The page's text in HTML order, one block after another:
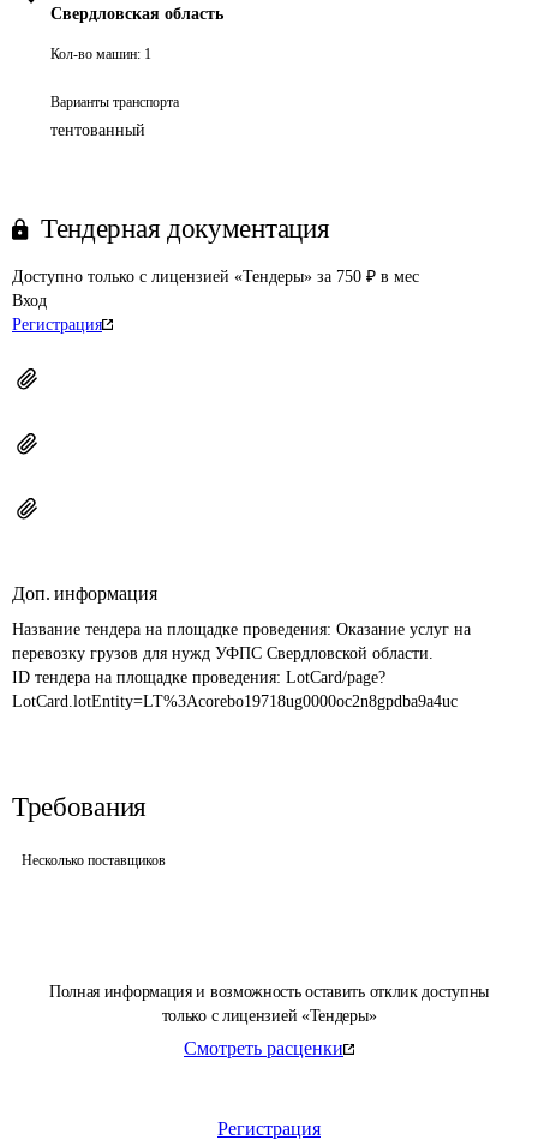
Полная информация и возможность оставить отклик доступны
только с лицензией «Тендеры»
Смотреть расценки
Регистрация
Свердловская область
Кол-во машин: 1
Варианты транспорта
тентованный
Тендерная документация
Доступно только с лицензией «Тендеры» за 750 ₽ в мес
Вход
Регистрация
Доп. информация
Название тендера на площадке проведения: Оказание услуг на
перевозку грузов для нужд УФПС Свердловской области.
ID тендера на площадке проведения: LotCard/page?
LotCard.lotEntity=LT%3Acorebo19718ug0000oc2n8gpdba9a4uc
Требования
Несколько поставщиков